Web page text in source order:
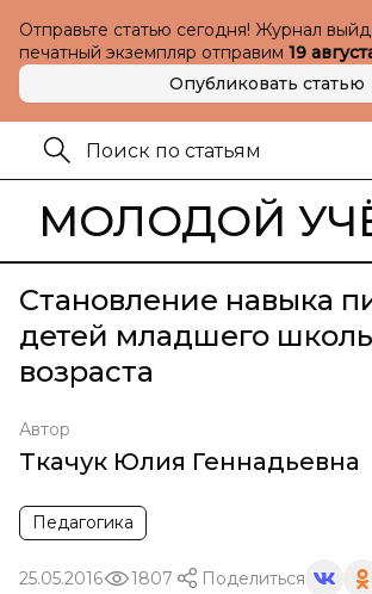
Отправьте статью сегодня! Журнал
печатный экземпляр отправим 19
Опубликовать статью
МОЛОДОЙ
Становление навыка
детей младшего
возраста
Автор
Ткачук Юлия Геннадьевна
Педагогика
25.05.2016 1807 Поделиться